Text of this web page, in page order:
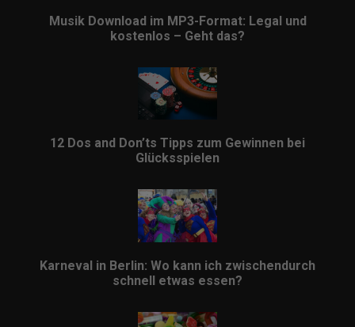
Musik Download im MP3-Format: Legal und
kostenlos – Geht das?
12 Dos and Don’ts Tipps zum Gewinnen bei
Glücksspielen
Karneval in Berlin: Wo kann ich zwischendurch
schnell etwas essen?